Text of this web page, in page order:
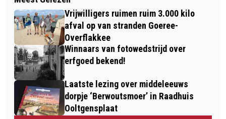
WEEK 7 VAN 2026
GOEDEMORGEN, HET IS VANDAAG
MAANDAG 9 FEBRUARI
Vrijwilligers ruimen ruim 3.000 kilo
afval op van stranden Goeree-
Overflakkee
Winnaars van fotowedstrijd over
erfgoed bekend!
Laatste lezing over middeleeuws
dorpje ‘Berwoutsmoer’ in Raadhuis
Ooltgensplaat